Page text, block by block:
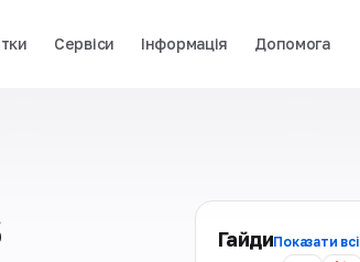
Сервіси Інформація Допомога
ГайдиПоказати всі